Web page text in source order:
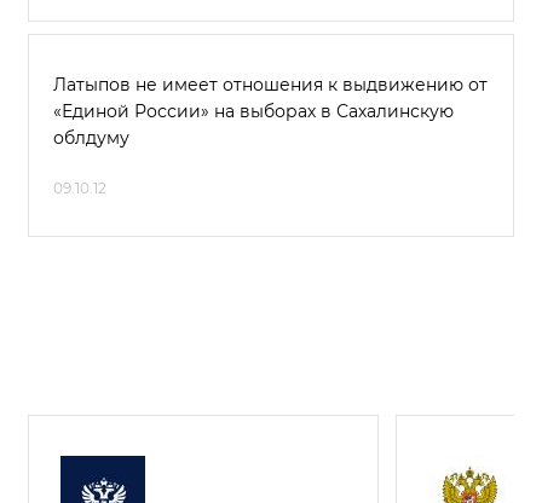
Латыпов не имеет отношения к выдвижению от
«Единой России» на выборах в Сахалинскую
облдуму
09.10.12